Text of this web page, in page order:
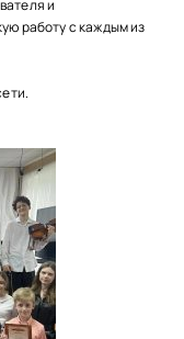
и
работу с каждым из